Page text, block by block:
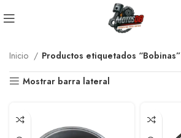
Inicio Productos etiquetados “Bobinas”
Mostrar barra lateral